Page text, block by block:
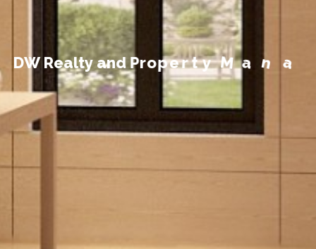
DW Realtyand PropertyManag em en